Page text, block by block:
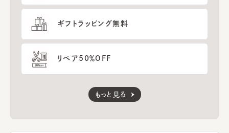
ギフトラッピング無料
リペア50％OFF
もっと見る